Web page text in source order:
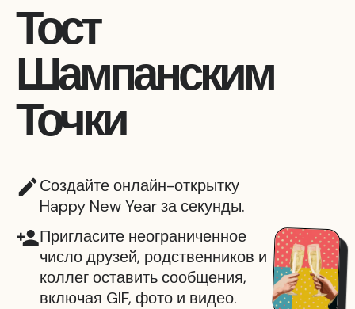
Тост
Шампанским
Точки
Создайте онлайн-открытку
Happy New Year за секунды.
Пригласите неограниченное
число друзей, родственников и
коллег оставить сообщения,
включая GIF, фото и видео.